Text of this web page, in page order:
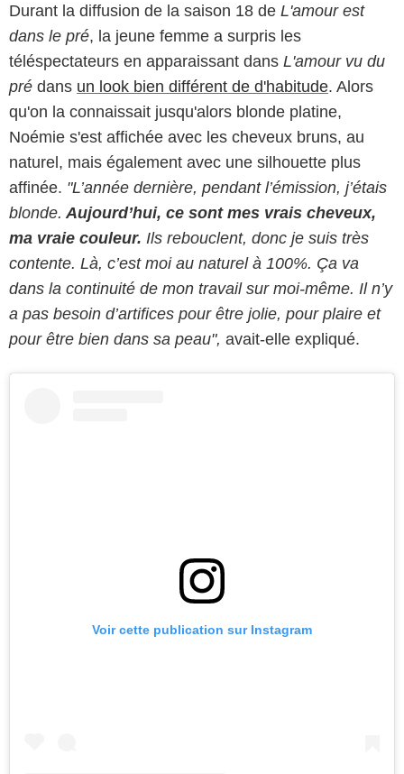
Durant la diffusion de la saison 18 de L'amour est
dans le pré, la jeune femme a surpris les
téléspectateurs en apparaissant dans L'amour vu du
pré dans un look bien différent de d'habitude. Alors
qu'on la connaissait jusqu'alors blonde platine,
Noémie s'est affichée avec les cheveux bruns, au
naturel, mais également avec une silhouette plus
affinée. "L’année dernière, pendant l’émission, j’étais
blonde. Aujourd’hui, ce sont mes vrais cheveux,
ma vraie couleur. Ils rebouclent, donc je suis très
contente. Là, c’est moi au naturel à 100%. Ça va
dans la continuité de mon travail sur moi-même. Il n’y
a pas besoin d’artifices pour être jolie, pour plaire et
pour être bien dans sa peau", avait-elle expliqué.
Voir cette publication sur Instagram